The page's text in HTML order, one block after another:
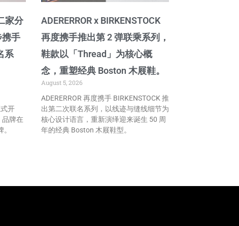
家分
携手
系
开
品牌在
ADERERROR x BIRKENSTOCK
再度携手推出第 2 弹联乘系列，
鞋款以「Thread」为核心概
念，重塑经典 Boston 木屐鞋。
August 5, 2026
ADERERROR 再度携手 BIRKENSTOCK 推
出第二次联名系列，以线迹与缝线细节为
核心设计语言，重新演绎迎来诞生 50 周
年的经典 Boston 木屐鞋型。